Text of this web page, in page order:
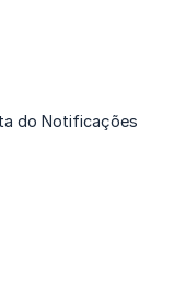
do Notificações